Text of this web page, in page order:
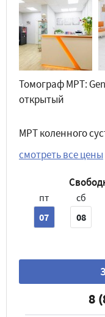
Томограф МРТ:
открытый
МРТ коленного
смотреть все цены
пт
07
сб
08
8